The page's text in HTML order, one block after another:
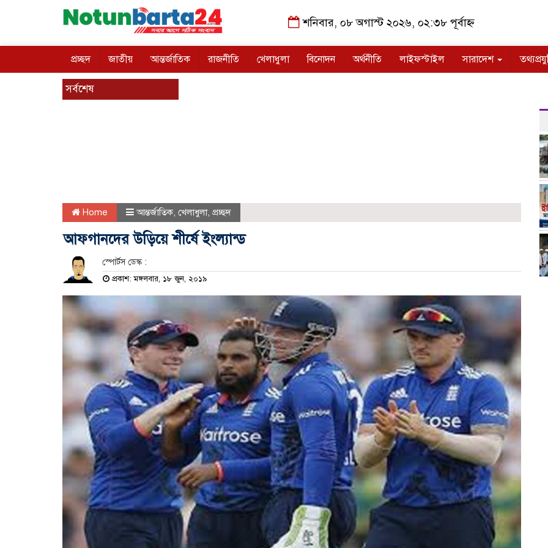
শনিবার, ০৮ অগাস্ট ২০২৬, ০২:৩৮ পূর্বাহ্ন
প্রচ্ছদ জাতীয় আন্তর্জাতিক রাজনীতি খেলাধুলা বিনোদন অর্থনীতি লাইফস্টাইল সারাদেশ
সর্বশেষ
Home আন্তর্জাতিক, খেলাধুলা, প্রচ্ছদ
আফগানদের উড়িয়ে শীর্ষে ইংল্যান্ড
স্পোর্টস ডেস্ক :
প্রকাশ: মঙ্গলবার, ১৮ জুন, ২০১৯